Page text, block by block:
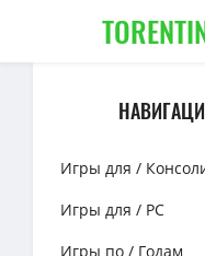
Игры для /
Игры для / PC
Игры по / Годам